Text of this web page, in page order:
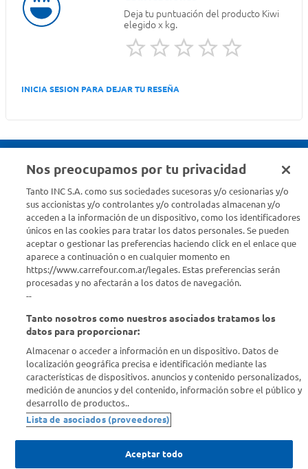
Deja tu puntuación del producto Kiwi
elegido x kg.
INICIA SESION PARA DEJAR TU RESEÑA
Estamos para ayudarte
¿Tenés una consulta? Comunicate con nosotros acá
Descubrí Carrefour
Conocenos
Info útil
Comprá Online
Nos preocupamos por tu privacidad
Tanto INC S.A. como sus sociedades sucesoras y/o cesionarias y/o
sus accionistas y/o controlantes y/o controladas almacenan y/o
acceden a la información de un dispositivo, como los identificadores
únicos en las cookies para tratar los datos personales. Se pueden
aceptar o gestionar las preferencias haciendo click en el enlace que
aparece a continuación o en cualquier momento en
https://www.carrefour.com.ar/legales. Estas preferencias serán
procesadas y no afectarán a los datos de navegación.
--
Tanto nosotros como nuestros asociados tratamos los
datos para proporcionar:
Almacenar o acceder a información en un dispositivo. Datos de
localización geográfica precisa e identificación mediante las
características de dispositivos. anuncios y contenido personalizados,
medición de anuncios y del contenido, información sobre el público y
desarrollo de productos..
Lista de asociados (proveedores)
Aceptar todo